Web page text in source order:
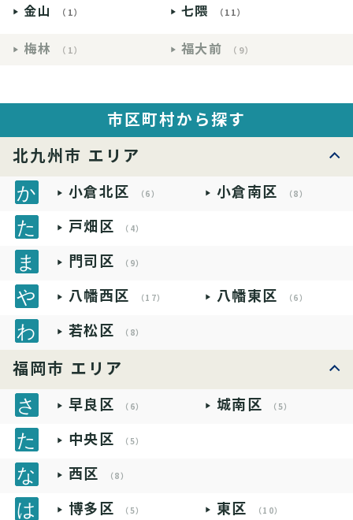
金山 （1） 七隈 （11）
梅林 （1） 福大前 （9）
市区町村から探す
北九州市 エリア
小倉北区 （6） 小倉南区 （8）
戸畑区 （4）
門司区 （9）
八幡西区 （17） 八幡東区 （6）
若松区 （8）
福岡市 エリア
早良区 （6） 城南区 （5）
中央区 （5）
西区 （8）
博多区 （5） 東区 （10）